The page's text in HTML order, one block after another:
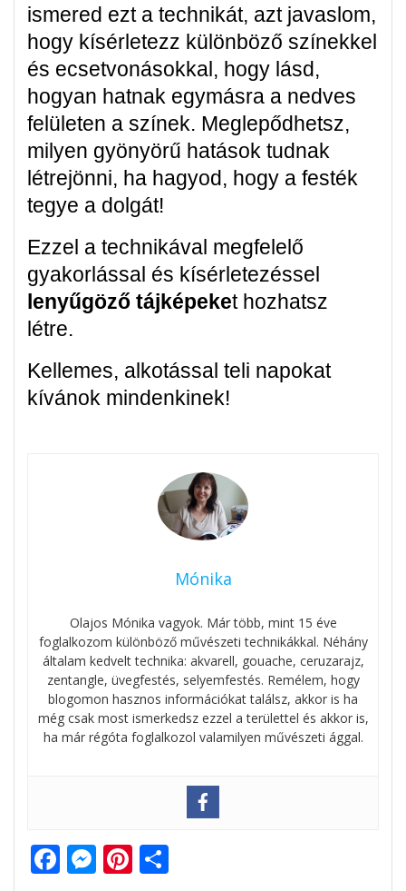
ismered ezt a technikát, azt javaslom,
hogy kísérletezz különböző színekkel
és ecsetvonásokkal, hogy lásd,
hogyan hatnak egymásra a nedves
felületen a színek. Meglepődhetsz,
milyen gyönyörű hatások tudnak
létrejönni, ha hagyod, hogy a festék
tegye a dolgát!
Ezzel a technikával megfelelő
gyakorlással és kísérletezéssel
lenyűgöző tájképeket hozhatsz
létre.
Kellemes, alkotással teli napokat
kívánok mindenkinek!
Mónika
Olajos Mónika vagyok. Már több, mint 15 éve
foglalkozom különböző művészeti technikákkal. Néhány
általam kedvelt technika: akvarell, gouache, ceruzarajz,
zentangle, üvegfestés, selyemfestés. Remélem, hogy
blogomon hasznos információkat találsz, akkor is ha
még csak most ismerkedsz ezzel a területtel és akkor is,
ha már régóta foglalkozol valamilyen művészeti ággal.
F M Pi